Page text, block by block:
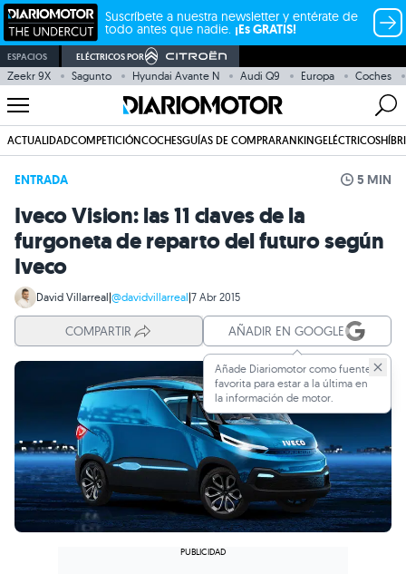
Suscríbete a nuestra newsletter y entérate de
todo antes que nadie. ¡Es GRATIS!
ESPACIOS ELÉCTRICOS POR
Zeekr 9X Sagunto Hyundai Avante N Audi Q9 Europa Coches
ACTUALIDADCOMPETICIÓNCOCHESGUÍAS DE COMPRARANKINGELÉCTRICOS
ENTRADA 5 MIN
Iveco Vision: las 11 claves de la
furgoneta de reparto del futuro según
Iveco
David Villarreal|@davidvillarreal|7 Abr 2015
COMPARTIR AÑADIR EN GOOGLE
Añade Diariomotor como fuente
favorita para estar a la última en
la información de motor.